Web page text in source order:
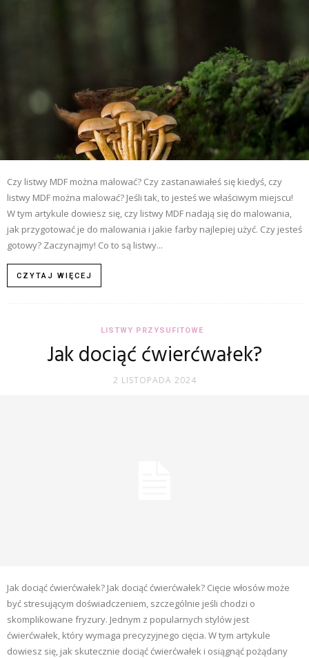
Czy listwy MDF można malować? Czy zastanawiałeś się kiedyś, czy
listwy MDF można malować? Jeśli tak, to jesteś we właściwym miejscu!
W tym artykule dowiesz się, czy listwy MDF nadają się do malowania,
jak przygotować je do malowania i jakie farby najlepiej użyć. Czy jesteś
gotowy? Zaczynajmy! Co to są listwy...
CZYTAJ WIĘCEJ
LISTWY PRZYSUFITOWE
Jak dociąć ćwierćwałek?
2 LISTOPADA 2024
Jak dociąć ćwierćwałek? Jak dociąć ćwierćwałek? Cięcie włosów może
być stresującym doświadczeniem, szczególnie jeśli chodzi o
skomplikowane fryzury. Jednym z popularnych stylów jest
ćwierćwałek, który wymaga precyzyjnego cięcia. W tym artykule
dowiesz się, jak skutecznie dociąć ćwierćwałek i osiągnąć pożądany